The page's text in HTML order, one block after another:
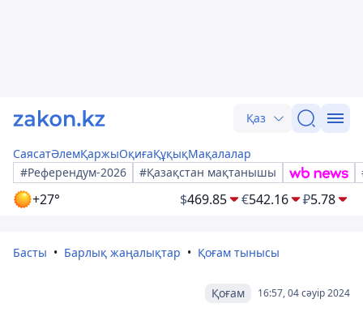
Қаз
СаясатӘлемҚаржыОқиғаҚұқықМақалалар
#Референдум-2026
#Қазақстан мақтанышы
+27° $469.85 €542.16 ₽5.78
Басты Барлық жаңалықтар Қоғам тынысы
16:57, 04 сәуір 2024
Қоғам